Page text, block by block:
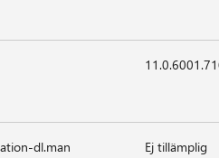
dl.man Ej tillämplig